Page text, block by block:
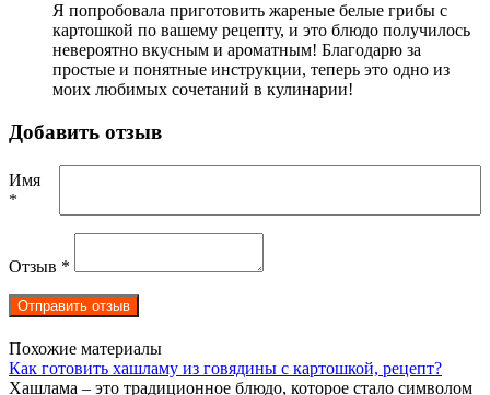
Я попробовала приготовить жареные белые грибы с
картошкой по вашему рецепту, и это блюдо получилось
невероятно вкусным и ароматным! Благодарю за
простые и понятные инструкции, теперь это одно из
моих любимых сочетаний в кулинарии!
Добавить отзыв
Имя
*
Отзыв *
Похожие материалы
Как готовить хашламу из говядины с картошкой, рецепт?
Хашлама – это традиционное блюдо, которое стало символом